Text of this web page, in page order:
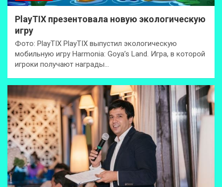
PlayTIX презентовала новую экологическую
игру
Фото: PlayTIX PlayTIX выпустил экологическую
мобильную игру Harmonia: Goya’s Land. Игра, в которой
игроки получают награды…